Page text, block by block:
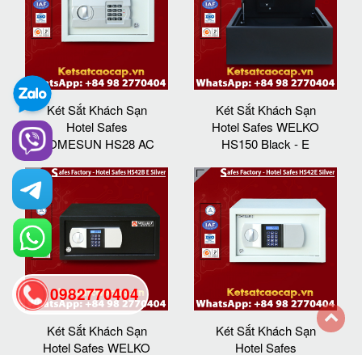
Két Sắt Khách Sạn
Hotel Safes
HOMESUN HS28 AC
Két Sắt Khách Sạn
Hotel Safes WELKO
HS150 Black - E
Két Sắt Khách Sạn
Hotel Safes WELKO
Két Sắt Khách Sạn
Hotel Safes
0982770404